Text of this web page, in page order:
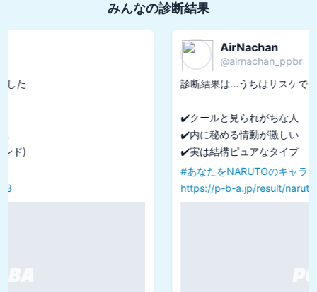
みんなの診断結果
診断結果は...偽善的な保護者でした